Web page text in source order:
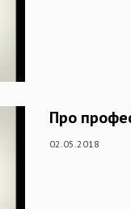
Про
02.05.2018